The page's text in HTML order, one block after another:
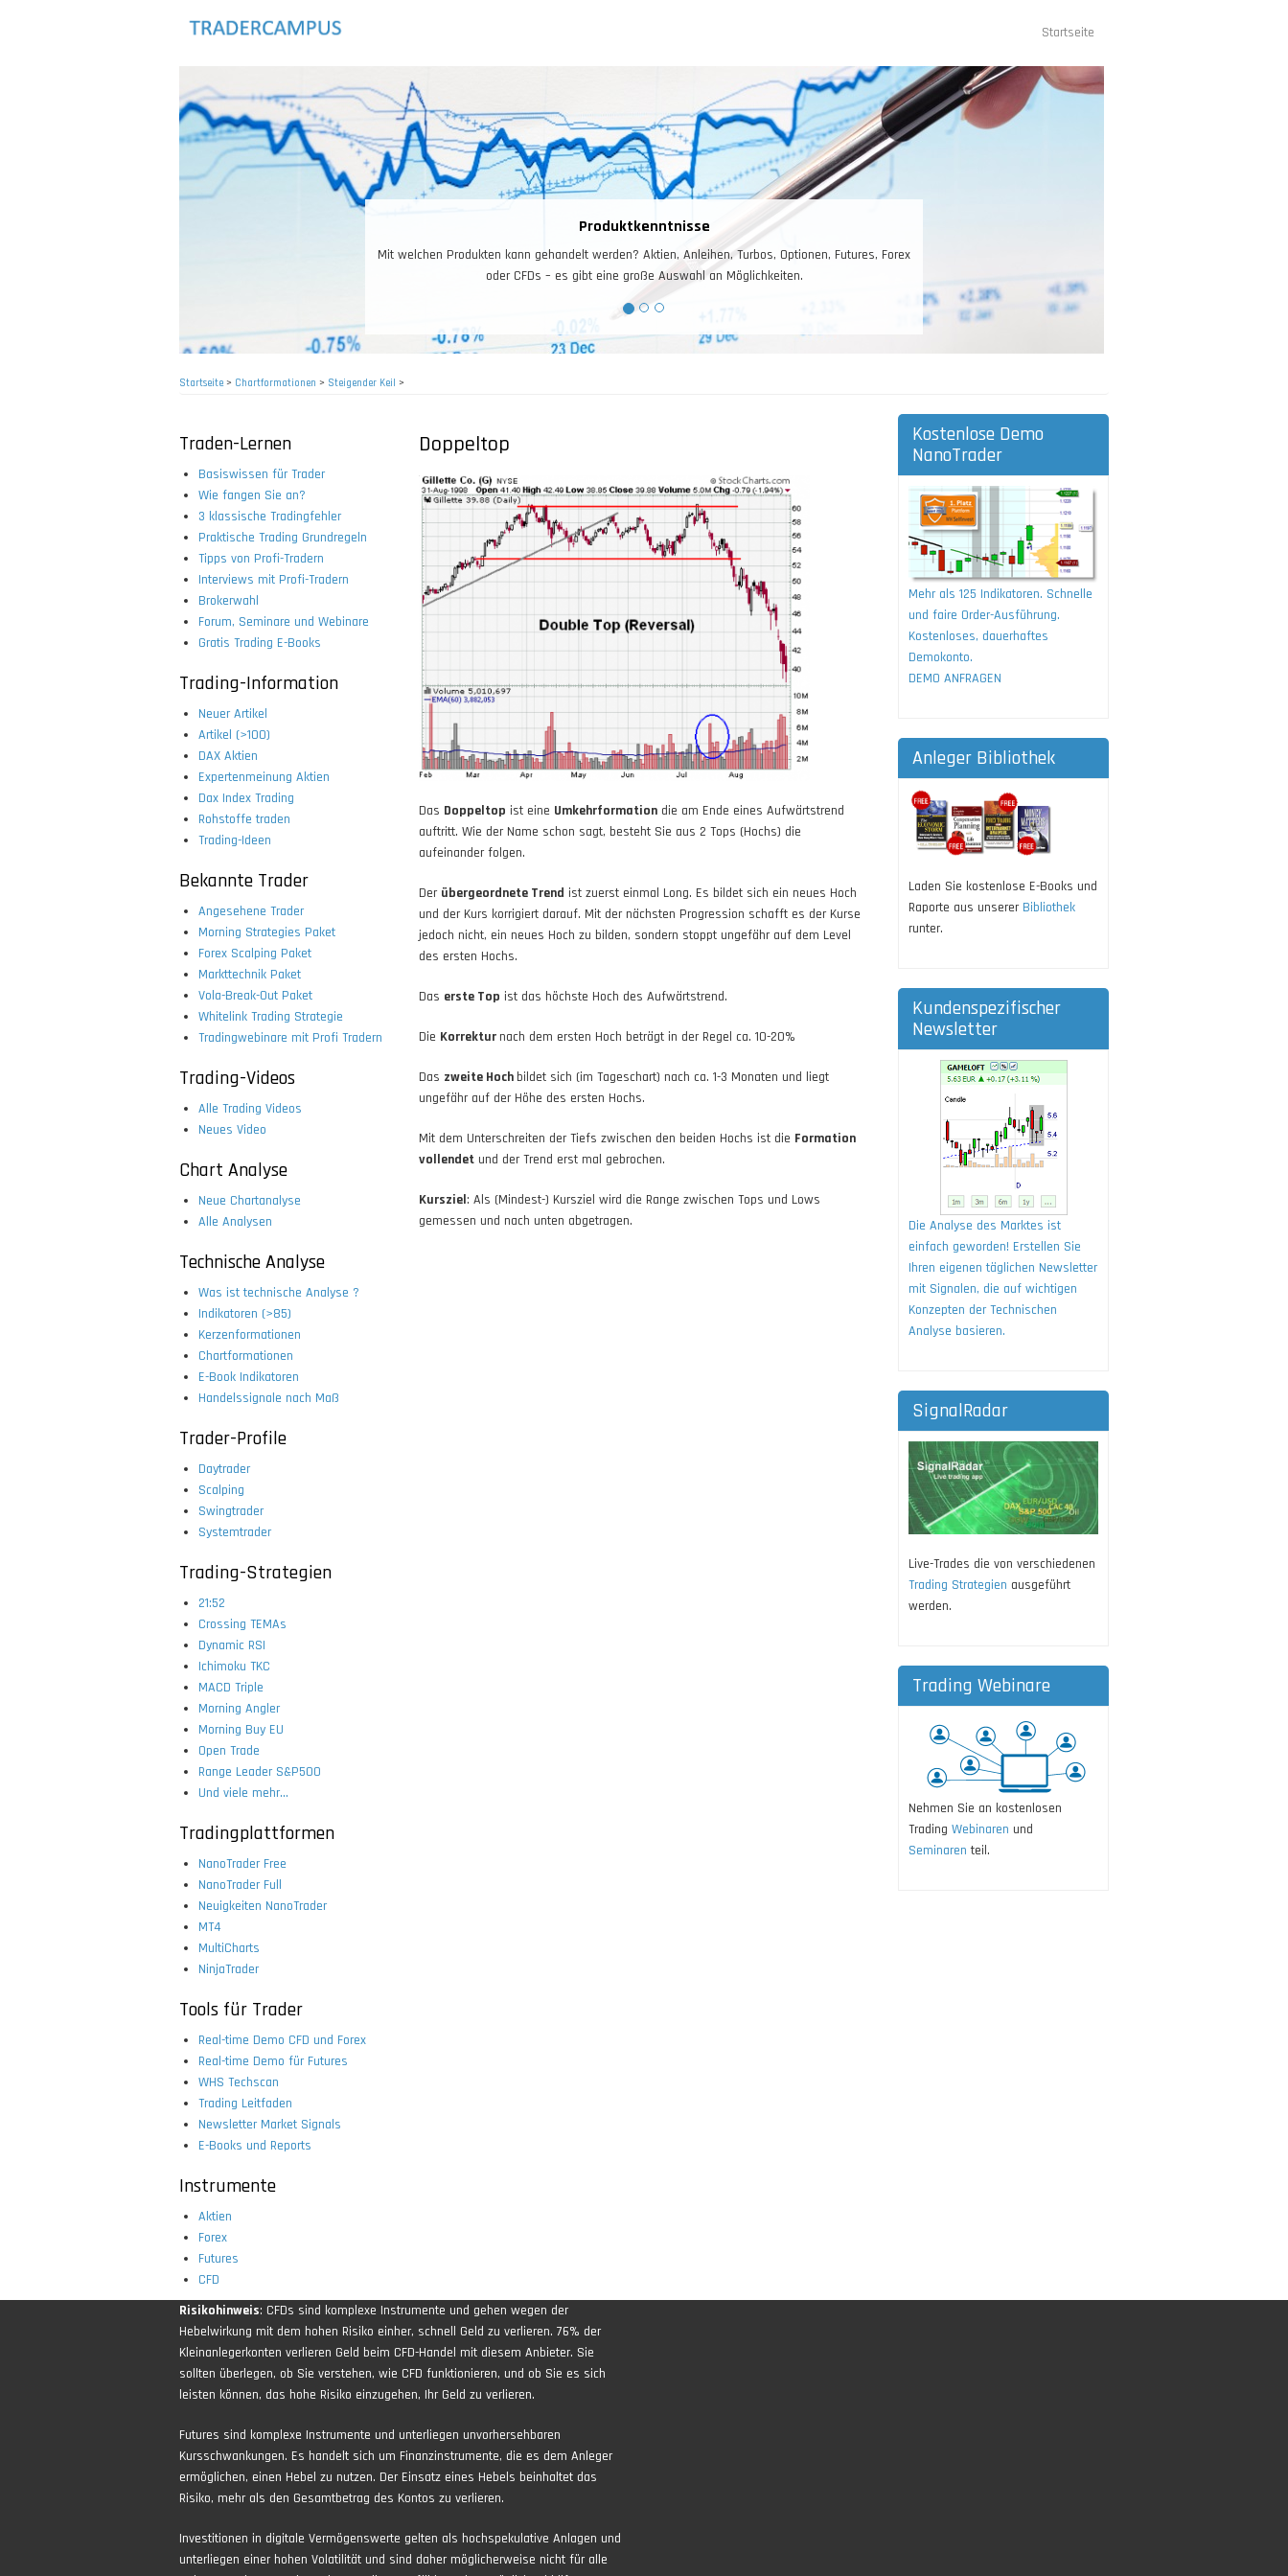
Startseite
Produktkenntnisse
Mit welchen Produkten kann gehandelt werden? Aktien, Anleihen, Turbos, Optionen, Futures, Forex
oder CFDs – es gibt eine große Auswahl an Möglichkeiten.
Startseite> Chartformationen > Steigender Keil >
Traden-Lernen
Basiswissen für Trader
Wie fangen Sie an?
3 klassische Tradingfehler
Praktische Trading Grundregeln
Tipps von Profi-Tradern
Interviews mit Profi-Tradern
Brokerwahl
Forum, Seminare und Webinare
Gratis Trading E-Books
Trading-Information
Neuer Artikel
Artikel (>100)
DAX Aktien
Expertenmeinung Aktien
Dax Index Trading
Rohstoffe traden
Trading-Ideen
Bekannte Trader
Angesehene Trader
Morning Strategies Paket
Forex Scalping Paket
Markttechnik Paket
Vola-Break-Out Paket
Whitelink Trading Strategie
Tradingwebinare mit Profi Tradern
Trading-Videos
Alle Trading Videos
Neues Video
Chart Analyse
Neue Chartanalyse
Alle Analysen
Technische Analyse
Was ist technische Analyse ?
Indikatoren (>85)
Kerzenformationen
Chartformationen
E-Book Indikatoren
Handelssignale nach Maß
Trader-Profile
Daytrader
Scalping
Swingtrader
Systemtrader
Trading-Strategien
21:52
Crossing TEMAs
Dynamic RSI
Ichimoku TKC
MACD Triple
Morning Angler
Morning Buy EU
Open Trade
Range Leader S&P500
Und viele mehr...
Tradingplattformen
NanoTrader Free
NanoTrader Full
Neuigkeiten NanoTrader
MT4
MultiCharts
NinjaTrader
Tools für Trader
Real-time Demo CFD und Forex
Real-time Demo für Futures
WHS Techscan
Trading Leitfaden
Newsletter Market Signals
E-Books und Reports
Instrumente
Aktien
Forex
Futures
CFD
Doppeltop
Das Doppeltop ist eine Umkehrformation die am Ende eines Aufwärtstrend
auftritt. Wie der Name schon sagt, besteht Sie aus 2 Tops (Hochs) die
aufeinander folgen.
Der übergeordnete Trend ist zuerst einmal Long. Es bildet sich ein neues Hoch
und der Kurs korrigiert darauf. Mit der nächsten Progression schafft es der Kurse
jedoch nicht, ein neues Hoch zu bilden, sondern stoppt ungefähr auf dem Level
des ersten Hochs.
Das erste Top ist das höchste Hoch des Aufwärtstrend.
Die Korrektur nach dem ersten Hoch beträgt in der Regel ca. 10-20%
Das zweite Hoch bildet sich (im Tageschart) nach ca. 1-3 Monaten und liegt
ungefähr auf der Höhe des ersten Hochs.
Mit dem Unterschreiten der Tiefs zwischen den beiden Hochs ist die Formation
vollendet und der Trend erst mal gebrochen.
Kursziel: Als (Mindest-) Kursziel wird die Range zwischen Tops und Lows
gemessen und nach unten abgetragen.
Kostenlose Demo
NanoTrader
Mehr als 125 Indikatoren. Schnelle
und faire Order-Ausführung.
Kostenloses, dauerhaftes
Demokonto.
DEMO ANFRAGEN
Anleger Bibliothek
Laden Sie kostenlose E-Books und
Raporte aus unserer Bibliothek
runter.
Kundenspezifischer
Newsletter
Die Analyse des Marktes ist
einfach geworden! Erstellen Sie
Ihren eigenen täglichen Newsletter
mit Signalen, die auf wichtigen
Konzepten der Technischen
Analyse basieren.
SignalRadar
Live-Trades die von verschiedenen
Trading Strategien ausgeführt
werden.
Trading Webinare
Nehmen Sie an kostenlosen
Trading Webinaren und
Seminaren teil.
Risikohinweis: CFDs sind komplexe Instrumente und gehen wegen der
Hebelwirkung mit dem hohen Risiko einher, schnell Geld zu verlieren. 76% der
Kleinanlegerkonten verlieren Geld beim CFD-Handel mit diesem Anbieter. Sie
sollten überlegen, ob Sie verstehen, wie CFD funktionieren, und ob Sie es sich
leisten können, das hohe Risiko einzugehen, Ihr Geld zu verlieren.
Futures sind komplexe Instrumente und unterliegen unvorhersehbaren
Kursschwankungen. Es handelt sich um Finanzinstrumente, die es dem Anleger
ermöglichen, einen Hebel zu nutzen. Der Einsatz eines Hebels beinhaltet das
Risiko, mehr als den Gesamtbetrag des Kontos zu verlieren.
Investitionen in digitale Vermögenswerte gelten als hochspekulative Anlagen und
unterliegen einer hohen Volatilität und sind daher möglicherweise nicht für alle